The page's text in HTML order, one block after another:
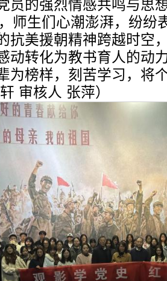
员的强烈情感共鸣与思
师生们心潮澎湃，纷纷
抗美援朝精神跨越时空
动转化为教书育人的动
为榜样，刻苦学习，将
审核人 张萍）